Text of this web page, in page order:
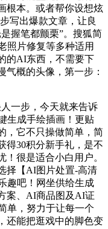
根本。或者帮你设想炫
写出爆款文章，让良
握笔都颤栗”。搜狐简
照片修复等多种适用
的AI东西，不需要下
气概的头像，第一步：
一步，今天就来告诉
生成手绘插画！更贴
，它不只操做简单，简
得30积分新手礼，是不
很是适合小白用户。
择【AI图片处置-高清
趣吧！网坐供给生成
案、AI商品图及AI证
单，努力于让每一个
还能把逛戏中的脚色变